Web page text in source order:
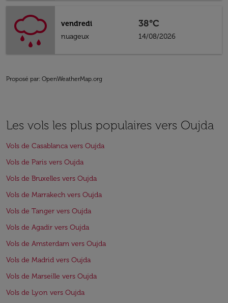
vendredi
nuageux
38°C
14/08/2026
Proposé par: OpenWeatherMap.org
Les vols les plus populaires vers Oujda
Vols de Casablanca vers Oujda
Vols de Paris vers Oujda
Vols de Bruxelles vers Oujda
Vols de Marrakech vers Oujda
Vols de Tanger vers Oujda
Vols de Agadir vers Oujda
Vols de Amsterdam vers Oujda
Vols de Madrid vers Oujda
Vols de Marseille vers Oujda
Vols de Lyon vers Oujda